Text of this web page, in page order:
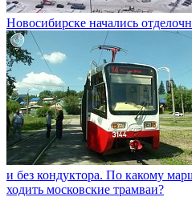
Новосибирске начались
и без кондуктора. По какому
ходить московские трамваи?